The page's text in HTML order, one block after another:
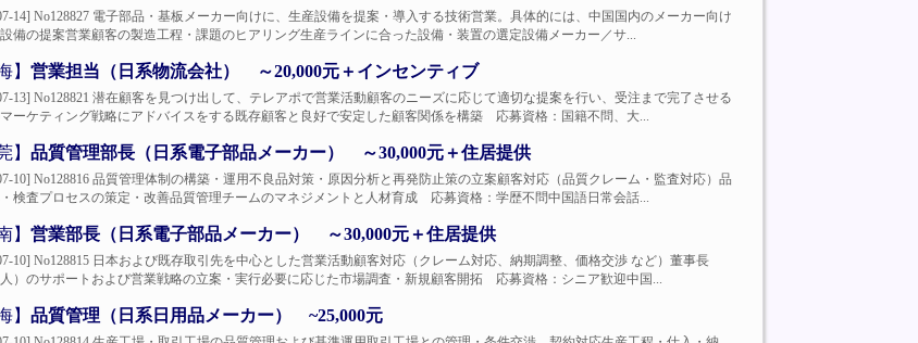
14] No128827 電子部品・基板メーカー向けに、生産設備を提案・導入する技術営業。具体的には、中国国内のメーカー向け
備の提案営業顧客の製造工程・課題のヒアリング生産ラインに合った設備・装置の選定設備メーカー／サ...
】 営業担当（日系物流会社） ～20,000元＋インセンティブ
13] No128821 潜在顧客を見つけ出して、テレアポで営業活動顧客のニーズに応じて適切な提案を行い、受注まで完了させる
ーケティング戦略にアドバイスをする既存顧客と良好で安定した顧客関係を構築 応募資格：国籍不問、大...
】 品質管理部長（日系電子部品メーカー） ～30,000元＋住居提供
10] No128816 品質管理体制の構築・運用不良品対策・原因分析と再発防止策の立案顧客対応（品質クレーム・監査対応）品
検査プロセスの策定・改善品質管理チームのマネジメントと人材育成 応募資格：学歴不問中国語日常会話...
】 営業部長（日系電子部品メーカー） ～30,000元＋住居提供
10] No128815 日本および既存取引先を中心とした営業活動顧客対応（クレーム対応、納期調整、価格交渉 など）董事長
人）のサポートおよび営業戦略の立案・実行必要に応じた市場調査・新規顧客開拓 応募資格：シニア歓迎中国...
】 品質管理（日系日用品メーカー） ~25,000元